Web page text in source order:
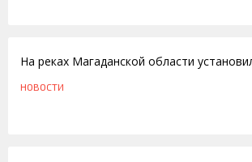
На реках Магаданской области
НОВОСТИ